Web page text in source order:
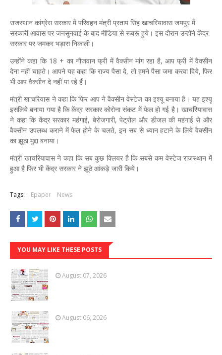
राजस्थान कांग्रेस सरकार में परिवहन मंत्री प्रताप सिंह खाचरियावास जयपुर में
सरकारी आवास पर जनसुनवाई के बाद मीडिया से रूबरू हुये। इस दौरान उन्होंने केंद्र
सरकार पर जमकर भड़ास निकाली।
उन्होंने कहा कि 18 + का नौजवान फ्री में वैक्सीन मांग रहा है, आप फ्री में वैक्सीन
देना नहीं चाहते। आपने यह कहा कि राज्य पैसा दे, तो हमने पैसा जमा करवा दिये, फिर
भी आप वैक्सीन दे नहीं पा रहे हैं।
मंत्री खाचरियास ने कहा कि फिर आप ने वैक्सीन वेस्टेज का इश्यू बनाया है। यह इश्यू
इसलिये बनाया गया है कि केंद्र सरकार कोरोना संकट में फेल हो गई है। खाचरियावास
ने कहा कि केंद्र सरकार महंगाई, बेरोजगारी, पेट्रोल और डीजल की महंगाई से और
वैक्सीन उपलब्ध कराने में फेल होने के चलते, इन सब से ध्यान हटाने के लिये वैक्सीन
का झूठा मुद्दा बनाया।
मंत्री खाचरियावास ने कहा कि सब कुछ क्लियर है कि सबसे कम वेस्टेज राजस्थान में
हुआ है फिर भी केंद्र सरकार ने झूठे आंकड़े जारी किये।
Tags: Epaper News
YOU MAY LIKE THESE POSTS
August 07, 2026
August 06, 2026